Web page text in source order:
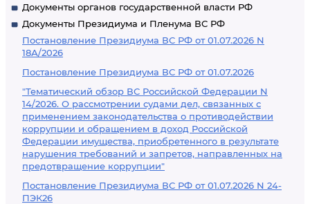
Документы органов государственной власти РФ
Документы Президиума и Пленума ВС РФ
Постановление Президиума ВС РФ от 01.07.2026 N
18А/2026
Постановление Президиума ВС РФ от 01.07.2026
"Тематический обзор ВС Российской Федерации N
14/2026. О рассмотрении судами дел, связанных с
применением законодательства о противодействии
коррупции и обращением в доход Российской
Федерации имущества, приобретенного в результате
нарушения требований и запретов, направленных на
предотвращение коррупции"
Постановление Президиума ВС РФ от 01.07.2026 N 24-
ПЭК26